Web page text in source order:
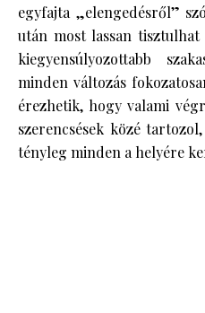
egyfajta „elengedésről”
után most lassan
kiegyensúlyozottabb
minden változás
érezhetik, hogy valami
szerencsések közé
tényleg minden a helyére